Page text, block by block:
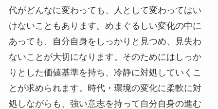
代がどんなに変わっても、人として変わってはい
けないこともあります。めまぐるしい変化の中に
あっても、自分自身をしっかりと見つめ、見失わ
ないことが大切になります。そのためにはしっか
りとした価値基準を持ち、冷静に対処していくこ
とが求められます。時代・環境の変化に柔軟に対
処しながらも、強い意志を持って自分自身の進む